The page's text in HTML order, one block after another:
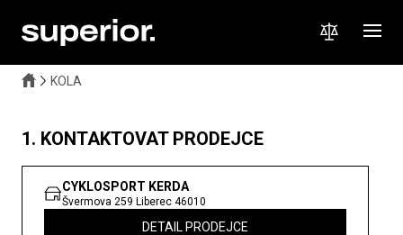
KOLA
1. KONTAKTOVAT PRODEJCE
CYKLOSPORT KERDA
Švermova 259 Liberec 46010
DETAIL PRODEJCE